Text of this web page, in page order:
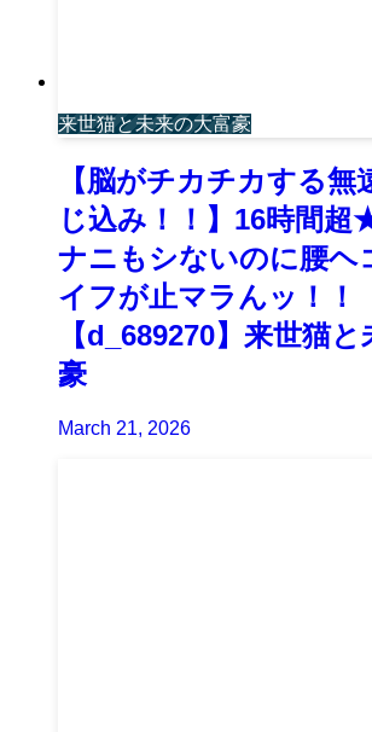
来世猫と未来の大富豪
【脳がチカチカする無
じ込み！！】16時間
ナニもシないのに腰ヘ
イフが止マラんッ！！
【d_689270】来世猫
豪
March 21, 2026